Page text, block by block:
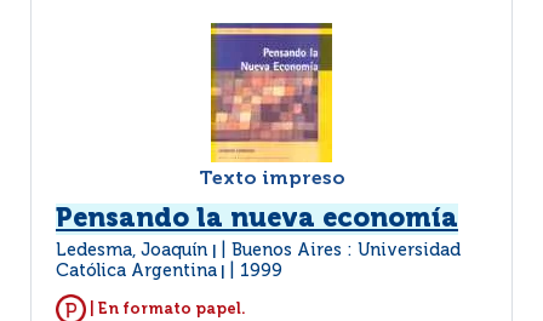
Texto impreso
Pensando la nueva economía
Ledesma, Joaquín
Buenos Aires : Universidad
Católica Argentina
1999
| En formato papel.